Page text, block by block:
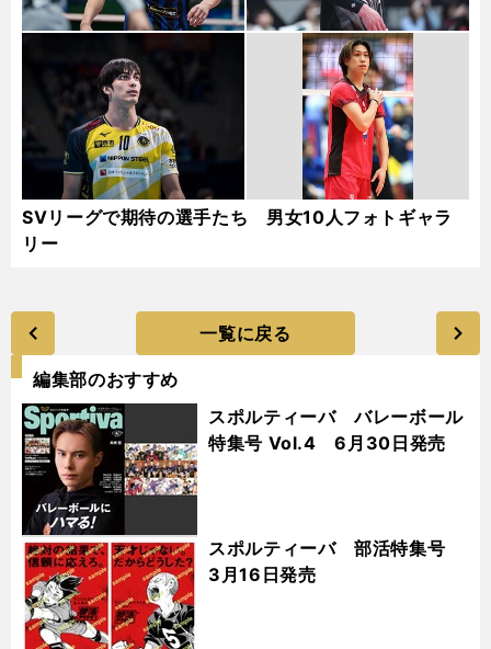
SVリーグで期待の選手たち 男女10人フォトギャラ
リー
一覧に戻る
編集部のおすすめ
スポルティーバ バレーボール
特集号 Vol.4 6月30日発売
スポルティーバ 部活特集号
3月16日発売